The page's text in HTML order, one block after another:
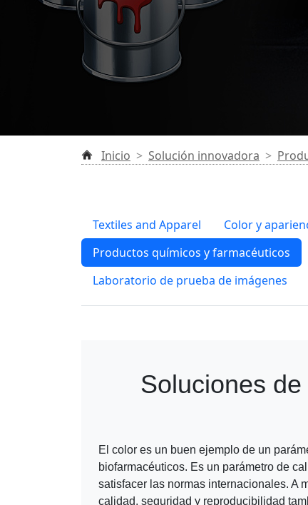
Inicio > Solución innovadora >
Textiles and Apparel Color y
Productos químicos y farmacéuticos
Laboratorio de prueba de imágenes
Soluciones
El color es un buen ejemplo de un
biofarmacéuticos. Es un parámetro de
satisfacer las normas internacionales. A
calidad, seguridad y reproducibilidad